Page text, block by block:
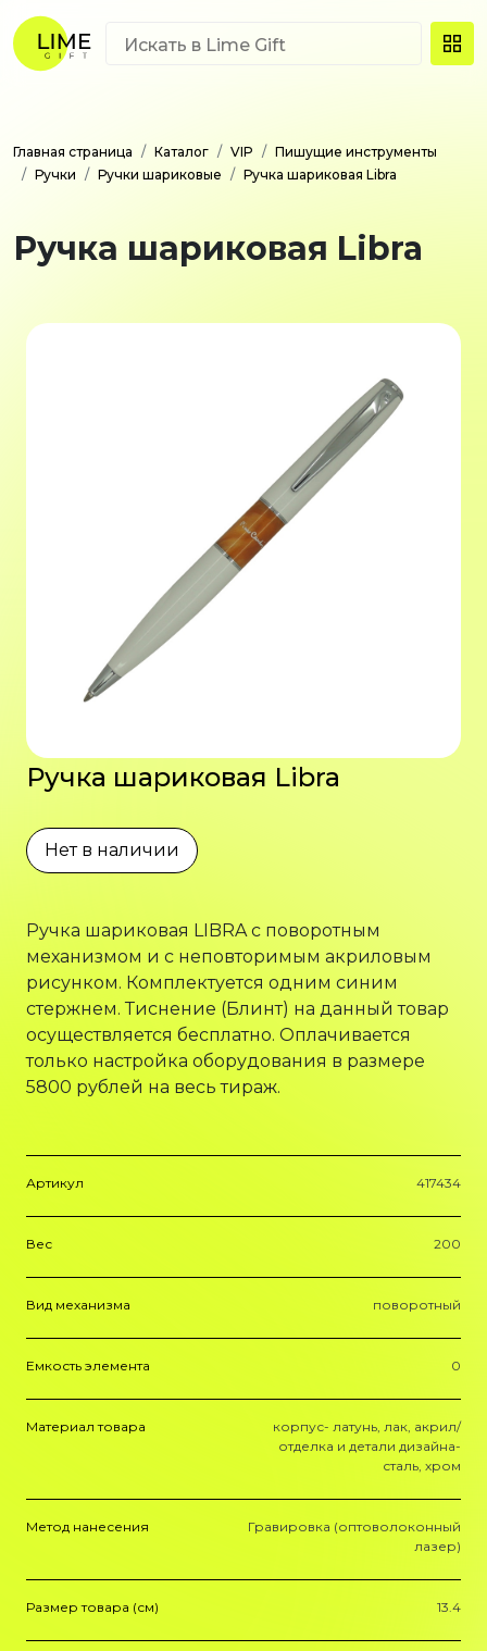
Главная страница Каталог VIP
Пишущие инструменты
Ручки
Ручки шариковые Ручка шариковая Libra
Ручка шариковая Libra
Ручка шариковая Libra
Нет в наличии
Ручка шариковая LIBRA с поворотным
механизмом и с неповторимым акриловым
рисунком. Комплектуется одним синим
стержнем. Тиснение (Блинт) на данный товар
осуществляется бесплатно. Оплачивается
только настройка оборудования в размере
5800 рублей на весь тираж.
Артикул 417434
Вес 200
Вид механизма поворотный
Емкость элемента 0
Материал товара
корпус- латунь, лак, акрил/
отделка и детали дизайна-
сталь, хром
Метод нанесения
Гравировка (оптоволоконный
лазер)
Размер товара (см) 13.4